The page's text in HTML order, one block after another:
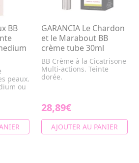
BB
peaux.
ou
GARANCIA Le Chardon
et le Marabout BB
crème tube 30ml
BB Crème à la Cicatrisone
Multi-actions. Teinte
dorée.
28,89€
AJOUTER AU PANIER